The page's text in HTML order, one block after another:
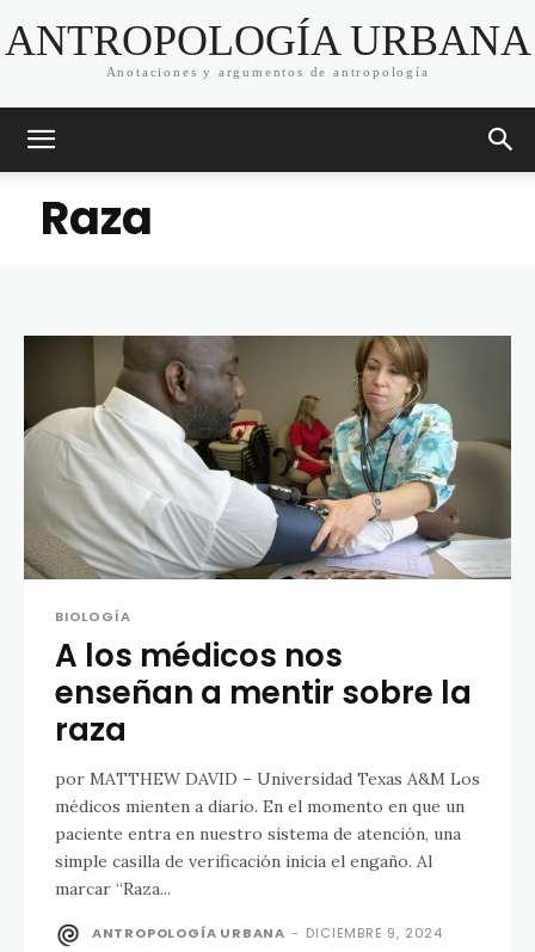
ANTROPOLOGÍA URBANA
Anotaciones y argumentos de antropología
Raza
BIOLOGÍA
A los médicos nos
enseñan a mentir sobre la
raza
por MATTHEW DAVID – Universidad Texas A&M Los
médicos mienten a diario. En el momento en que un
paciente entra en nuestro sistema de atención, una
simple casilla de verificación inicia el engaño. Al
marcar “Raza...
ANTROPOLOGÍA URBANA - DICIEMBRE 9, 2024